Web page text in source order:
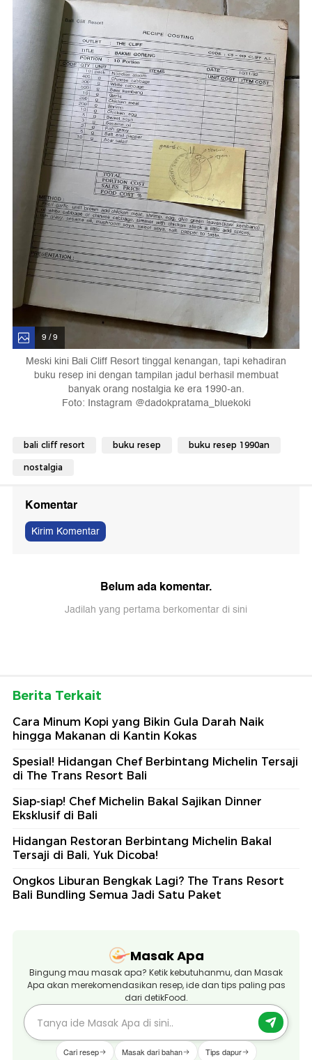
9 / 9
Meski kini Bali Cliff Resort tinggal kenangan, tapi kehadiran
buku resep ini dengan tampilan jadul berhasil membuat
banyak orang nostalgia ke era 1990-an.
Foto: Instagram @dadokpratama_bluekoki
bali cliff resort buku resep buku resep 1990an
nostalgia
Komentar
Kirim Komentar
Belum ada komentar.
Jadilah yang pertama berkomentar di sini
Berita Terkait
Cara Minum Kopi yang Bikin Gula Darah Naik
hingga Makanan di Kantin Kokas
Spesial! Hidangan Chef Berbintang Michelin Tersaji
di The Trans Resort Bali
Siap-siap! Chef Michelin Bakal Sajikan Dinner
Eksklusif di Bali
Hidangan Restoran Berbintang Michelin Bakal
Tersaji di Bali, Yuk Dicoba!
Ongkos Liburan Bengkak Lagi? The Trans Resort
Bali Bundling Semua Jadi Satu Paket
Masak Apa
Bingung mau masak apa? Ketik kebutuhanmu, dan Masak
Apa akan merekomendasikan resep, ide dan tips paling pas
dari detikFood.
Cari resep Masak dari bahan Tips dapur